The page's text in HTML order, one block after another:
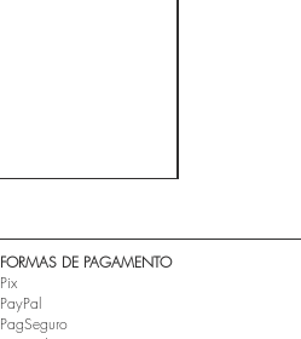
​FORMAS DE PAGAMENTO
Pix
PayPal
PagSeguro